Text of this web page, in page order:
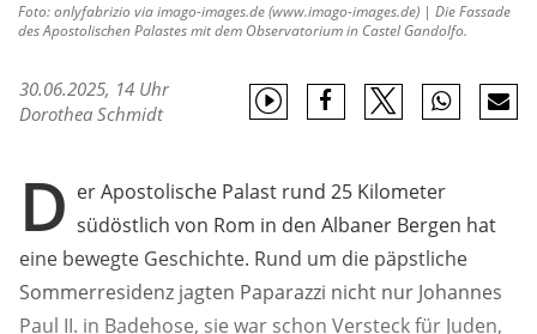
Foto: onlyfabrizio via imago-images.de (www.imago-images.de) | Die Fassade
des Apostolischen Palastes mit dem Observatorium in Castel Gandolfo.
30.06.2025, 14 Uhr
Dorothea Schmidt
D er Apostolische Palast rund 25 Kilometer
südöstlich von Rom in den Albaner Bergen hat
eine bewegte Geschichte. Rund um die päpstliche
Sommerresidenz jagten Paparazzi nicht nur Johannes
Paul II. in Badehose, sie war schon Versteck für Juden,